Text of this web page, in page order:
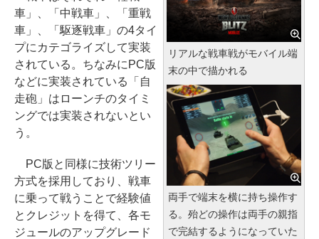
リアルな戦車戦がモバイル端
末の中で描かれる
両手で端末を横に持ち操作す
る。殆どの操作は両手の親指
で完結するようになっていた
車」、「中戦車」、「重戦
車」、「駆逐戦車」の4タイ
プにカテゴライズして実装
されている。ちなみにPC版
などに実装されている「自
走砲」はローンチのタイミ
ングでは実装されないとい
う。
PC版と同様に技術ツリー
方式を採用しており、戦車
に乗って戦うことで経験値
とクレジットを得て、各モ
ジュールのアップグレード